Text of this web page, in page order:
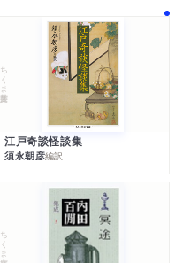
ちくま学芸文庫
江戸奇談怪談集
須永朝彦編訳
ちくま文庫